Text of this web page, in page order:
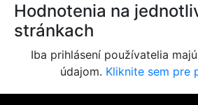
Hodnotenia na
stránkach
Iba prihlásení používatelia
údajom. Kliknite sem pre